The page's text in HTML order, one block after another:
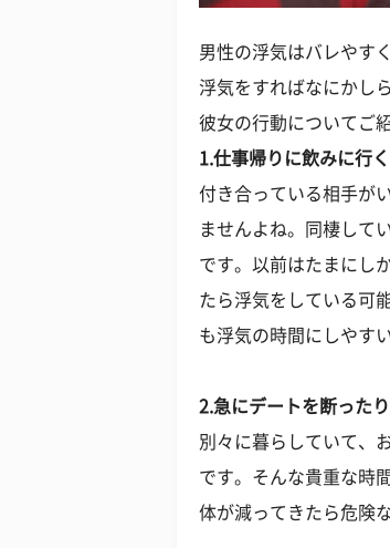
男性の浮気はバレやす
浮気をすればなにかし
彼女の行動についてご
1.仕事帰りに飲みに行
付き合っている相手が
ませんよね。同棲して
です。以前はたまにし
たら浮気をしている可
も浮気の時間にしやす
2.急にデートを断った
別々に暮らしていて、
です。そんな貴重な時
体が減ってきたら危険